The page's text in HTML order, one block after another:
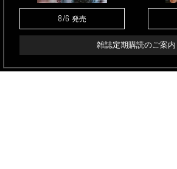
8/6 発売
雑誌定期購読のご案内